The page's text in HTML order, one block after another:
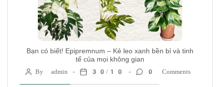
Bạn có biết! Epipremnum – Kẻ leo xanh bền bỉ và tinh
tế của mọi không gian
By admin
30/10 0 Comments